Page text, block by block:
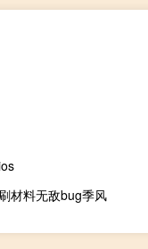
材料无敌bug季风